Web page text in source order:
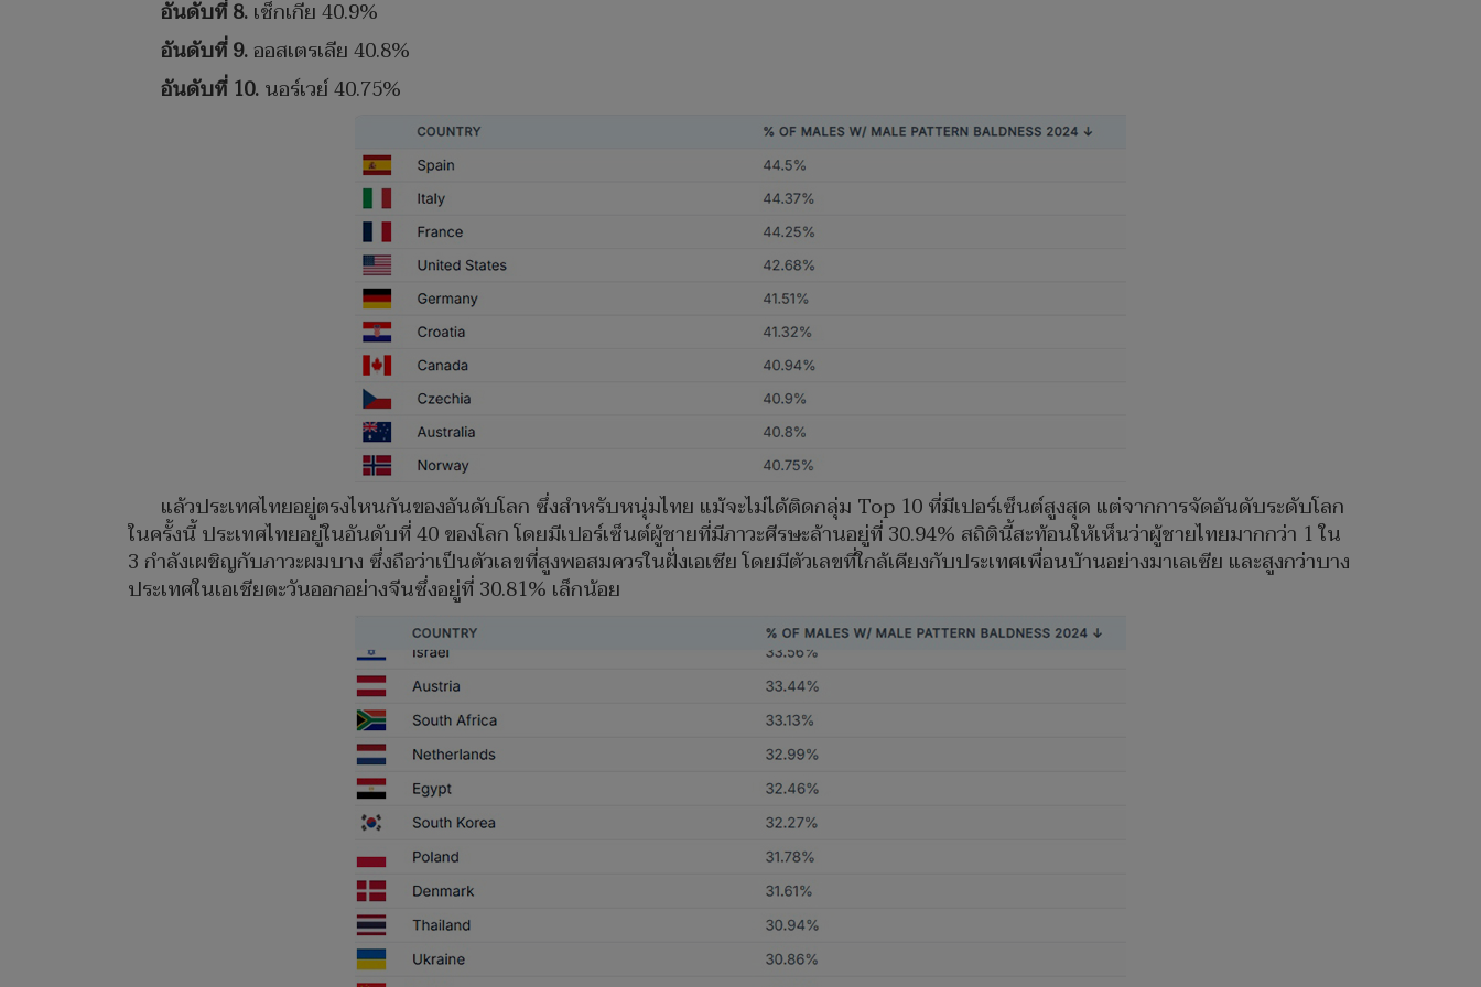
อันดับที่ 8.เช็กเกีย 40.9%
อันดับที่ 9.ออสเตรเลีย 40.8%
อันดับที่ 10.นอร์เวย์ 40.75%
แล้วประเทศไทยอยู่ตรงไหนกันของอันดับโลก ซึ่งสำหรับหนุ่มไทย แม้จะไม่ได้ติดกลุ่ม Top 10 ที่มีเปอร์เซ็นต์สูงสุด แต่จากการจัดอันดับระดับโลก
ในครั้งนี้ ประเทศไทยอยู่ในอันดับที่ 40 ของโลก โดยมีเปอร์เซ็นต์ผู้ชายที่มีภาวะศีรษะล้านอยู่ที่ 30.94% สถิตินี้สะท้อนให้เห็นว่าผู้ชายไทยมากกว่า 1 ใน
3 กำลังเผชิญกับภาวะผมบาง ซึ่งถือว่าเป็นตัวเลขที่สูงพอสมควรในฝั่งเอเชีย โดยมีตัวเลขที่ใกล้เคียงกับประเทศเพื่อนบ้านอย่างมาเลเซีย และสูงกว่าบาง
ประเทศในเอเชียตะวันออกอย่างจีนซึ่งอยู่ที่ 30.81% เล็กน้อย